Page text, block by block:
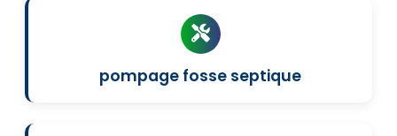
pompage fosse septique